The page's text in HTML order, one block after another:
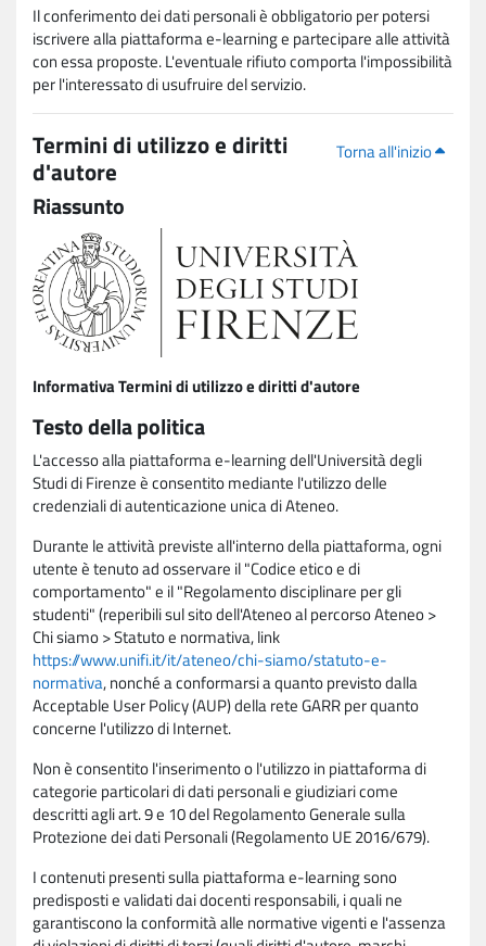
Il conferimento dei dati personali è obbligatorio per potersi
iscrivere alla piattaforma e-learning e partecipare alle attività
con essa proposte. L'eventuale rifiuto comporta l'impossibilità
per l'interessato di usufruire del servizio.
Torna all'inizio
Termini di utilizzo e diritti
d'autore
Riassunto
Informativa Termini di utilizzo e diritti d'autore
Testo della politica
L'accesso alla piattaforma e-learning dell'Università degli
Studi di Firenze è consentito mediante l'utilizzo delle
credenziali di autenticazione unica di Ateneo.
Durante le attività previste all'interno della piattaforma, ogni
utente è tenuto ad osservare il "Codice etico e di
comportamento" e il "Regolamento disciplinare per gli
studenti" (reperibili sul sito dell'Ateneo al percorso Ateneo >
Chi siamo > Statuto e normativa, link
https://www.unifi.it/it/ateneo/chi-siamo/statuto-e-
normativa, nonché a conformarsi a quanto previsto dalla
Acceptable User Policy (AUP) della rete GARR per quanto
concerne l'utilizzo di Internet.
Non è consentito l'inserimento o l'utilizzo in piattaforma di
categorie particolari di dati personali e giudiziari come
descritti agli art. 9 e 10 del Regolamento Generale sulla
Protezione dei dati Personali (Regolamento UE 2016/679).
I contenuti presenti sulla piattaforma e-learning sono
predisposti e validati dai docenti responsabili, i quali ne
garantiscono la conformità alle normative vigenti e l'assenza